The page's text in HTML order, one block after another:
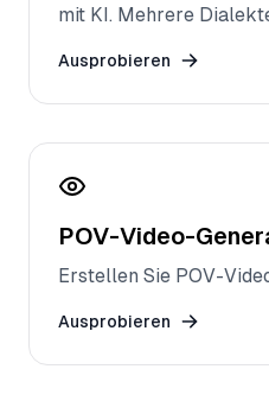
mit KI. Mehrere
Ausprobieren
POV-Video-
Erstellen Sie POV-
Ausprobieren